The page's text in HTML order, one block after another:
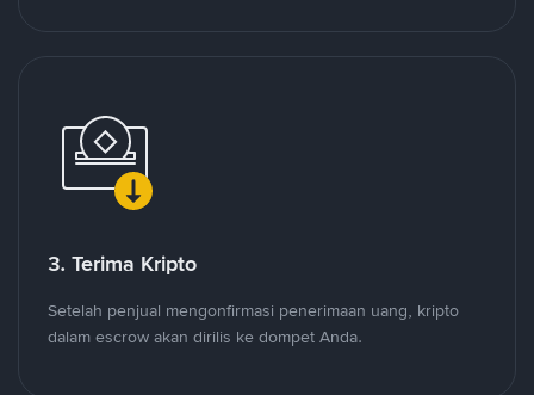
3. Terima Kripto
Setelah penjual mengonfirmasi penerimaan uang, kripto
dalam escrow akan dirilis ke dompet Anda.